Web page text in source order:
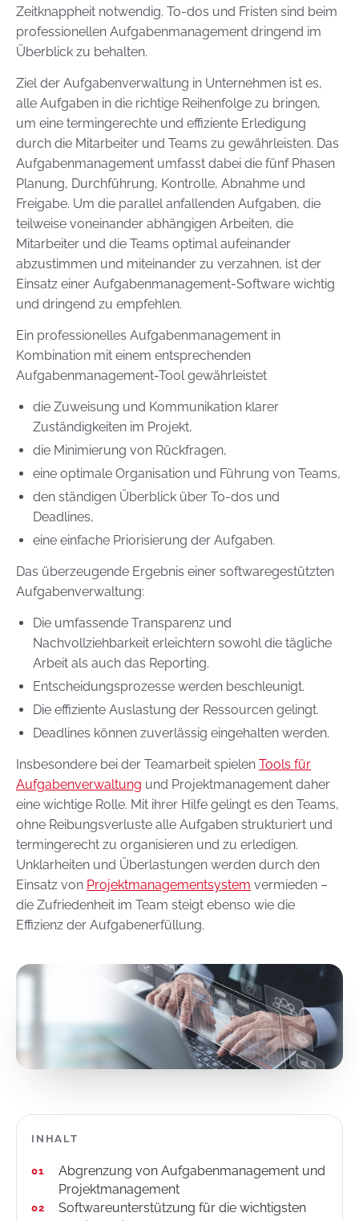
Zeitknappheit notwendig. To-dos und Fristen sind beim
professionellen Aufgabenmanagement dringend im
Überblick zu behalten.
Ziel der Aufgabenverwaltung in Unternehmen ist es,
alle Aufgaben in die richtige Reihenfolge zu bringen,
um eine termingerechte und effiziente Erledigung
durch die Mitarbeiter und Teams zu gewährleisten. Das
Aufgabenmanagement umfasst dabei die fünf Phasen
Planung, Durchführung, Kontrolle, Abnahme und
Freigabe. Um die parallel anfallenden Aufgaben, die
teilweise voneinander abhängigen Arbeiten, die
Mitarbeiter und die Teams optimal aufeinander
abzustimmen und miteinander zu verzahnen, ist der
Einsatz einer Aufgabenmanagement-Software wichtig
und dringend zu empfehlen.
Ein professionelles Aufgabenmanagement in
Kombination mit einem entsprechenden
Aufgabenmanagement-Tool gewährleistet
die Zuweisung und Kommunikation klarer
Zuständigkeiten im Projekt,
die Minimierung von Rückfragen,
eine optimale Organisation und Führung von Teams,
den ständigen Überblick über To-dos und
Deadlines,
eine einfache Priorisierung der Aufgaben.
Das überzeugende Ergebnis einer softwaregestützten
Aufgabenverwaltung:
Die umfassende Transparenz und
Nachvollziehbarkeit erleichtern sowohl die tägliche
Arbeit als auch das Reporting.
Entscheidungsprozesse werden beschleunigt.
Die effiziente Auslastung der Ressourcen gelingt.
Deadlines können zuverlässig eingehalten werden.
Insbesondere bei der Teamarbeit spielen Tools für
Aufgabenverwaltung und Projektmanagement daher
eine wichtige Rolle. Mit ihrer Hilfe gelingt es den Teams,
ohne Reibungsverluste alle Aufgaben strukturiert und
termingerecht zu organisieren und zu erledigen.
Unklarheiten und Überlastungen werden durch den
Einsatz von Projektmanagementsystem vermieden –
die Zufriedenheit im Team steigt ebenso wie die
Effizienz der Aufgabenerfüllung.
INHALT
Abgrenzung von Aufgabenmanagement und
Projektmanagement
Softwareunterstützung für die wichtigsten